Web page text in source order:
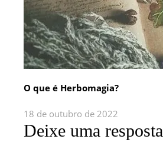
O que é Herbomagia?
18 de outubro de 2022
Deixe uma resposta